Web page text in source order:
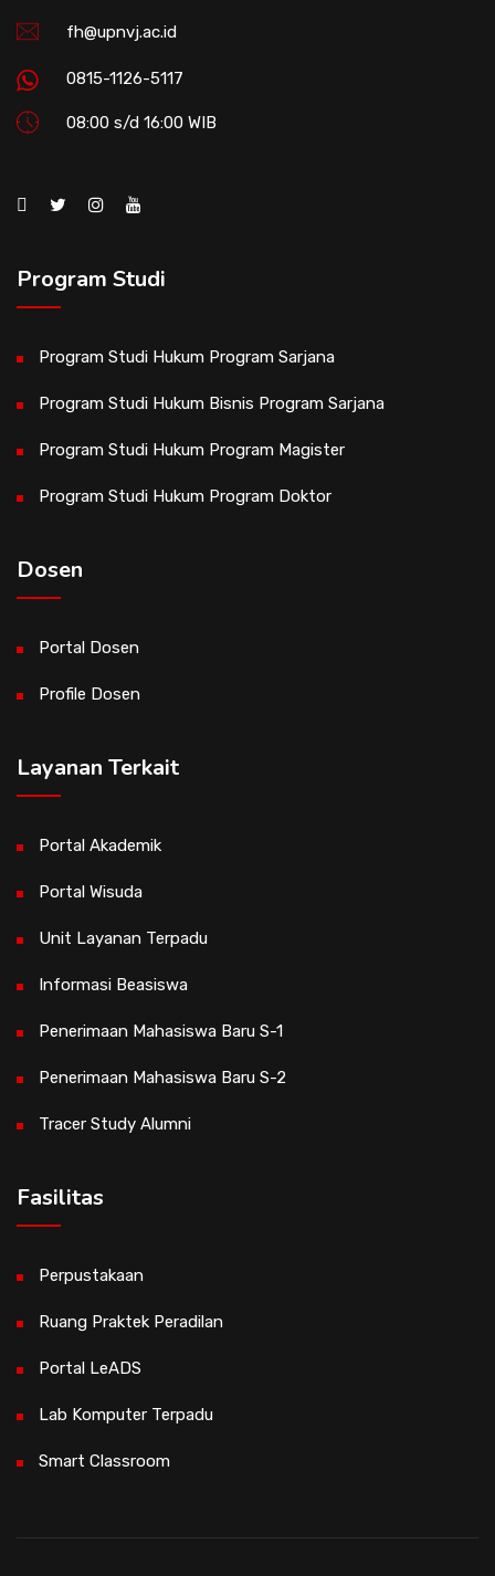
fh@upnvj.ac.id
0815-1126-5117
08:00 s/d 16:00 WIB
Program Studi
Program Studi Hukum Program Sarjana
Program Studi Hukum Bisnis Program Sarjana
Program Studi Hukum Program Magister
Program Studi Hukum Program Doktor
Dosen
Portal Dosen
Profile Dosen
Layanan Terkait
Portal Akademik
Portal Wisuda
Unit Layanan Terpadu
Informasi Beasiswa
Penerimaan Mahasiswa Baru S-1
Penerimaan Mahasiswa Baru S-2
Tracer Study Alumni
Fasilitas
Perpustakaan
Ruang Praktek Peradilan
Portal LeADS
Lab Komputer Terpadu
Smart Classroom